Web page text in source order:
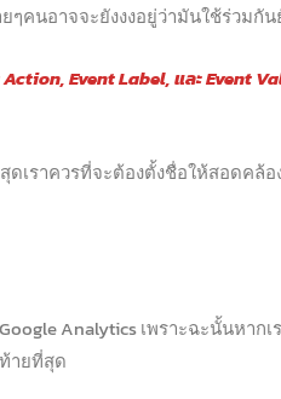
ๆคนอาจจะยังงงอยู่ว่ามันใช้ร่วมกัน
Event Label, และ Event
เราควรที่จะต้องตั้งชื่อให้สอดคล้อ
Analytics เพราะฉะนั้นหาก
ายที่สุด